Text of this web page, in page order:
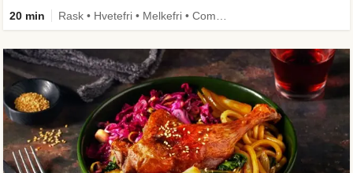
20 min